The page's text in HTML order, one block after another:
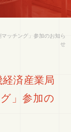
ッチング」参加のお知ら
せ
済産業局
」参加の